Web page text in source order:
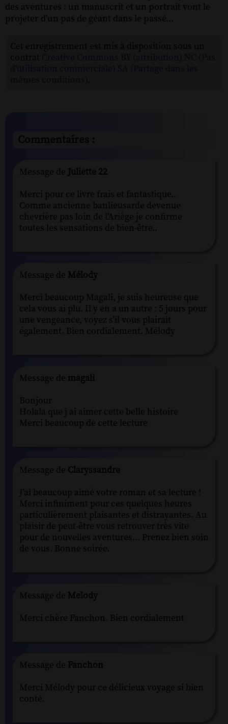
des aventures : un manuscrit et un portrait vont le
projeter d'un pas de géant dans le passé...
Commentaires :
Message de Juliette 22
Merci pour ce livre frais et fantastique..
Comme ancienne banlieusarde devenue
chevrière pas loin de l'Ariège je confirme
toutes les sensations de bien-être..
Message de Mélody
Merci beaucoup Magali, je suis heureuse que
cela vous ai plu. Il y en a un autre : 5 jours pour
une vengeance, voyez s'il vous plairait
également. Bien cordialement. Mélody
Message de magali
Bonjour
Holala que j ai aimer cette belle histoire
Merci beaucoup de cette lecture
Message de Claryssandre
J'ai beaucoup aimé votre roman et sa lecture !
Merci infiniment pour ces quelques heures
particulièrement plaisantes et distrayantes. Au
plaisir de peut-être vous retrouver très vite
pour de nouvelles aventures... Prenez bien soin
de vous. Bonne soirée.
Message de Melody
Merci chère Fanchon. Bien cordialement
Message de Fanchon
Merci Mélody pour ce délicieux voyage si bien
conté.